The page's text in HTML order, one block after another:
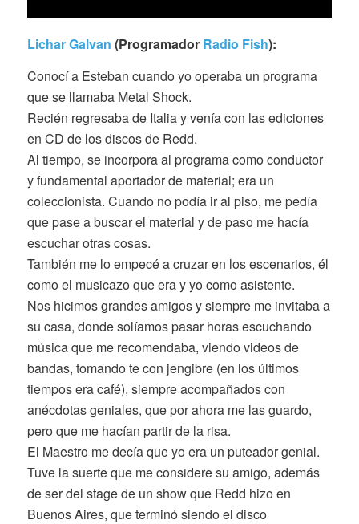
Lichar Galvan (Programador Radio Fish):
Conocí a Esteban cuando yo operaba un programa
que se llamaba Metal Shock.
Recién regresaba de Italia y venía con las ediciones
en CD de los discos de Redd.
Al tiempo, se incorpora al programa como conductor
y fundamental aportador de material; era un
coleccionista. Cuando no podía ir al piso, me pedía
que pase a buscar el material y de paso me hacía
escuchar otras cosas.
También me lo empecé a cruzar en los escenarios, él
como el musicazo que era y yo como asistente.
Nos hicimos grandes amigos y siempre me invitaba a
su casa, donde solíamos pasar horas escuchando
música que me recomendaba, viendo videos de
bandas, tomando te con jengibre (en los últimos
tiempos era café), siempre acompañados con
anécdotas geniales, que por ahora me las guardo,
pero que me hacían partir de la risa.
El Maestro me decía que yo era un puteador genial.
Tuve la suerte que me considere su amigo, además
de ser del stage de un show que Redd hizo en
Buenos Aires, que terminó siendo el disco